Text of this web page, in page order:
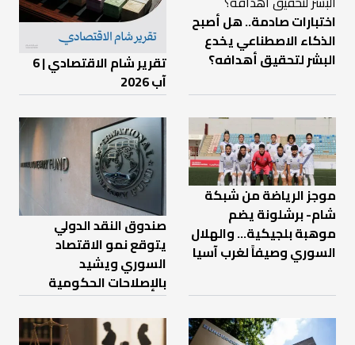
اختبارات صادمة.. هل أصبح
الذكاء الاصطناعي يخدع
البشر لتحقيق أهدافه؟
تقرير شام الاقتصادي | 6
آب 2026
موجز الرياضة من شبكة
شام- برشلونة يضم
موهبة بلجيكية... والهلال
السوري وصيفاً لغرب آسيا
صندوق النقد الدولي
يتوقع نمو الاقتصاد
السوري ويشيد
بالإصلاحات الحكومية